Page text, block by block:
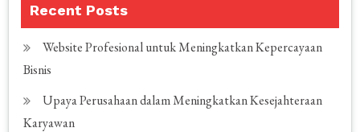
Recent Posts
Website Profesional untuk Meningkatkan Kepercayaan
Bisnis
Upaya Perusahaan dalam Meningkatkan Kesejahteraan
Karyawan